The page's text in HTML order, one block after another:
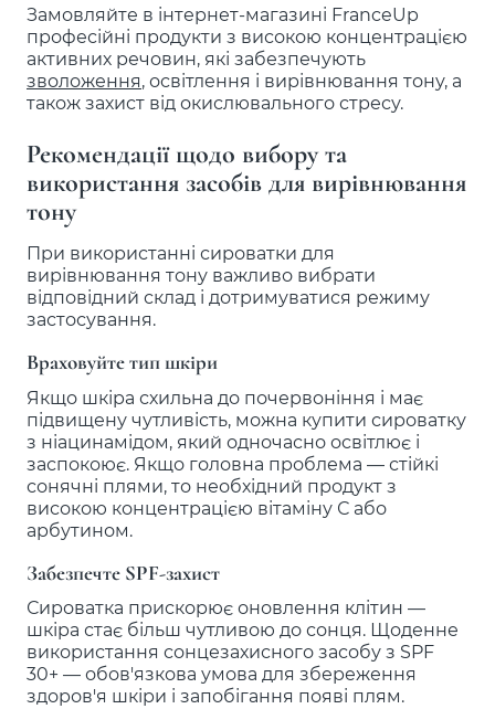
Замовляйте в інтернет-магазині FranceUp
професійні продукти з високою концентрацією
активних речовин, які забезпечують
зволоження, освітлення і вирівнювання тону, а
також захист від окислювального стресу.
Рекомендації щодо вибору та
використання засобів для вирівнювання
тону
При використанні сироватки для
вирівнювання тону важливо вибрати
відповідний склад і дотримуватися режиму
застосування.
Враховуйте тип шкіри
Якщо шкіра схильна до почервоніння і має
підвищену чутливість, можна купити сироватку
з ніацинамідом, який одночасно освітлює і
заспокоює. Якщо головна проблема — стійкі
сонячні плями, то необхідний продукт з
високою концентрацією вітаміну С або
арбутином.
Забезпечте SPF-захист
Сироватка прискорює оновлення клітин —
шкіра стає більш чутливою до сонця. Щоденне
використання сонцезахисного засобу з SPF
30+ — обов'язкова умова для збереження
здоров'я шкіри і запобігання появі плям.